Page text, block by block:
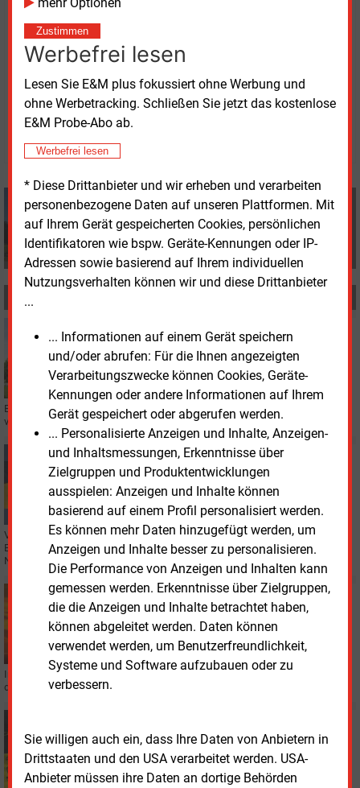
Zustimmen
Werbefrei lesen
Lesen Sie E&M plus fokussiert ohne Werbung und
ohne Werbetracking. Schließen Sie jetzt das kostenlose
E&M Probe-Abo ab.
Werbefrei lesen
* Diese Drittanbieter und wir erheben und verarbeiten
personenbezogene Daten auf unseren Plattformen. Mit
auf Ihrem Gerät gespeicherten Cookies, persönlichen
Identifikatoren wie bspw. Geräte-Kennungen oder IP-
Adressen sowie basierend auf Ihrem individuellen
Nutzungsverhalten können wir und diese Drittanbieter
...
... Informationen auf einem Gerät speichern
und/oder abrufen: Für die Ihnen angezeigten
Verarbeitungszwecke können Cookies, Geräte-
Kennungen oder andere Informationen auf Ihrem
Gerät gespeichert oder abgerufen werden.
... Personalisierte Anzeigen und Inhalte, Anzeigen-
und Inhaltsmessungen, Erkenntnisse über
Zielgruppen und Produktentwicklungen
ausspielen: Anzeigen und Inhalte können
basierend auf einem Profil personalisiert werden.
Es können mehr Daten hinzugefügt werden, um
Anzeigen und Inhalte besser zu personalisieren.
Die Performance von Anzeigen und Inhalten kann
gemessen werden. Erkenntnisse über Zielgruppen,
die die Anzeigen und Inhalte betrachtet haben,
können abgeleitet werden. Daten können
verwendet werden, um Benutzerfreundlichkeit,
Systeme und Software aufzubauen oder zu
verbessern.
Sie willigen auch ein, dass Ihre Daten von Anbietern in
Drittstaaten und den USA verarbeitet werden. USA-
Anbieter müssen ihre Daten an dortige Behörden
Alb-Donau mit 599
und Biberach (559
Dienstag, 21.01.2025, 16:34 Uhr
Volker Stephan
Volker Stephan
+49 (0) 8152 9311 0
info@energie-und-management.de
PHOTOVOLTAIK
Solarzubau in NRW verliert an Schwung
Es geht nicht mehr so schnell, trotzdem wurde im größten Bundesland im
vergangenen Jahr wieder mehr als 2.000 MW an Photovoltaik zugebaut.
Montag, 15.09.2025, 13:03
BADEN-WÜRTTEMBERG
Die KEA-BW erhält neues Führungsteam
Volker Kienzlen, mehr als 20 Jahre Geschäftsführer der Klimaschutz- und
Energieagentur Baden-Württemberg (KEA-BW), geht in den Ruhestand. Sein
Nachfolger steht fest.
Donnerstag, 24.04.2025, 14:40
REGENERATIVE
Erneuerbare decken weniger als 50 Prozent des
Stromverbrauchs
Im ersten Quartal 2024 deckten die erneuerbaren Energien noch 56 Prozent
des deutschen Stromverbrauchs. 2025 sinkt der Anteil deutlich.
BADEN-WÜRTTEMBERG
Kommunaler Klimaschutz nimmt Fahrt auf